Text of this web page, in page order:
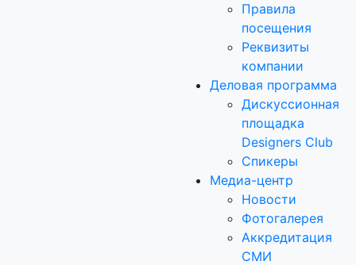
Правила
посещения
Реквизиты
компании
Деловая программа
Дискуссионная
площадка
Designers Club
Спикеры
Медиа-центр
Новости
Фотогалерея
Аккредитация
СМИ